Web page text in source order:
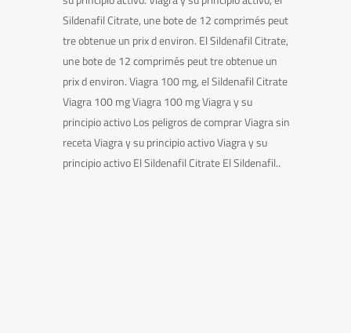
Sildenafil Citrate, une bote de 12 comprimés peut
tre obtenue un prix d environ. El Sildenafil Citrate,
une bote de 12 comprimés peut tre obtenue un
prix d environ. Viagra 100 mg, el Sildenafil Citrate
Viagra 100 mg Viagra 100 mg Viagra y su
principio activo Los peligros de comprar Viagra sin
receta Viagra y su principio activo Viagra y su
principio activo El Sildenafil Citrate El Sildenafil..